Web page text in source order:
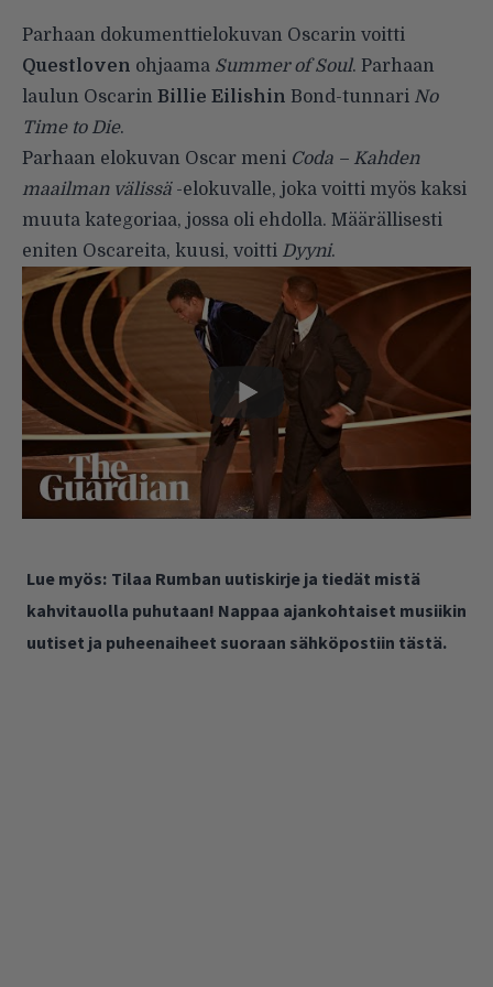
Parhaan dokumenttielokuvan Oscarin voitti
Questloven ohjaama Summer of Soul. Parhaan
laulun Oscarin Billie Eilishin Bond-tunnari No
Time to Die.
Parhaan elokuvan Oscar meni Coda – Kahden
maailman välissä-elokuvalle, joka voitti myös kaksi
muuta kategoriaa, jossa oli ehdolla. Määrällisesti
eniten Oscareita, kuusi, voitti Dyyni.
Lue myös: Tilaa Rumban uutiskirje ja tiedät mistä
kahvitauolla puhutaan! Nappaa ajankohtaiset musiikin
uutiset ja puheenaiheet suoraan sähköpostiin tästä.